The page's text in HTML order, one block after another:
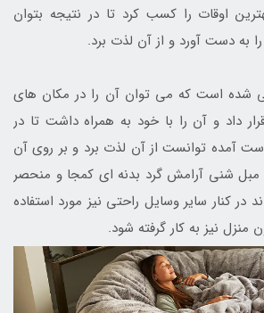
اوقات را کسب کرد تا در نتیجه بتوان
به دست آورد و از آن لذت برد.
شده است که می توان آن را در مکان های
داد و آن را با خود به همراه داشت تا در
آمده توانست از آن لذت برد و بر روی آن
مبل شنی آرامش گرد بدنه ای کمجا و منحصر
در کنار سایر وسایل راحتی نیز مورد استفاده
منزل نیز به کار گرفته شود.